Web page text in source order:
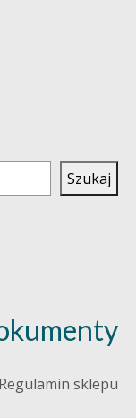
Szukaj
Regulamin sklepu